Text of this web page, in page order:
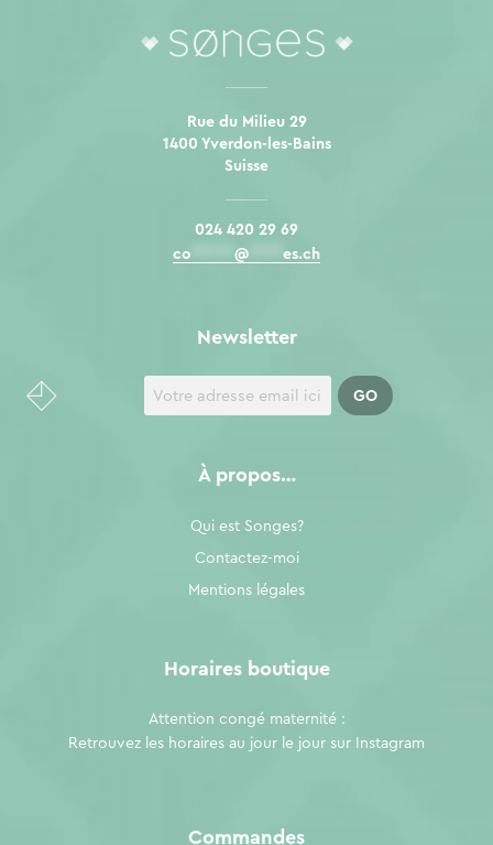
Rue du Milieu 29
1400 Yverdon-les-Bains
Suisse
024 420 29 69
co
@ es.ch
Commandes
À propos…
Qui est Songes?
Contactez-moi
Mentions légales
Newsletter
Horaires boutique
Attention congé maternité :
Retrouvez les horaires au jour le jour sur
Instagram